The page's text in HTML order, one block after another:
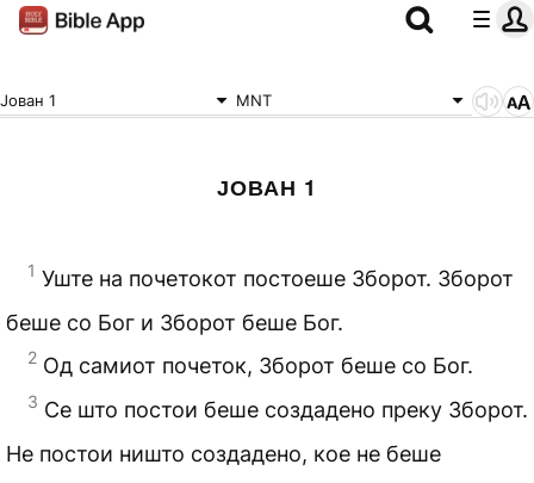
Јован 1 MNT
ЈОВАН 1
1 Уште на почетокот постоеше Зборот. Зборот
беше со Бог и Зборот беше Бог.
2 Од самиот почеток, Зборот беше со Бог.
3 Се што постои беше создадено преку Зборот.
Не постои ништо создадено, кое не беше